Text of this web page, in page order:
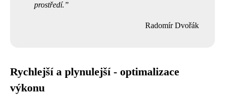
prostředí.
Radomír Dvořák
Rychlejší a plynulejší - optimalizace
výkonu